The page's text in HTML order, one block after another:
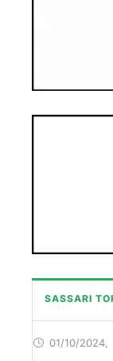
SASSARI
01/10/2024